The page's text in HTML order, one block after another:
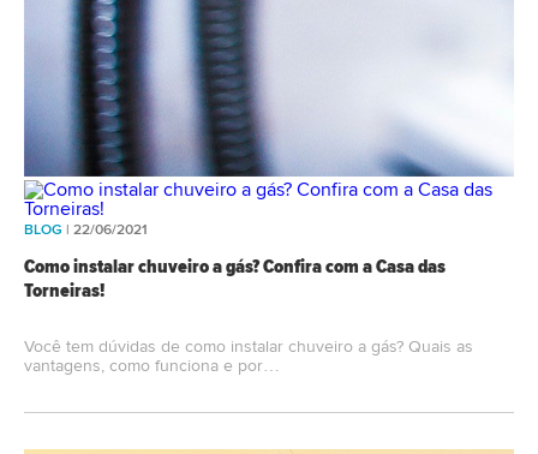
BLOG | 22/06/2021
Como instalar chuveiro a gás? Confira com a Casa das
Torneiras!
Você tem dúvidas de ​como instalar chuveiro a gás? Quais as
vantagens, como funciona e por…